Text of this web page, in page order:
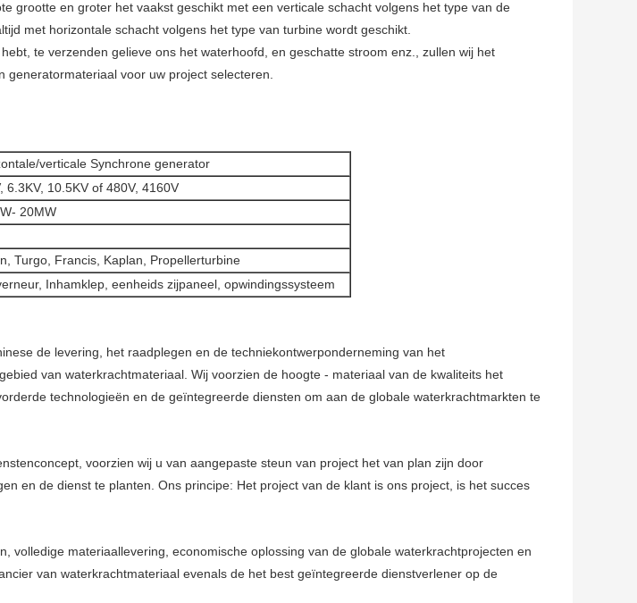
grootte en groter het vaakst geschikt met een verticale schacht volgens het type van de
met horizontale schacht volgens het type van turbine wordt geschikt.
te verzenden gelieve ons het waterhoofd, en geschatte stroom enz., zullen wij het
generatormateriaal voor uw project selecteren.
verticale Synchrone generator
6.3KV, 10.5KV of 480V, 4160V
20MW
Turgo, Francis, Kaplan, Propellerturbine
Inhamklep, eenheids zijpaneel, opwindingssysteem
de levering, het raadplegen en de techniekontwerponderneming van het
van waterkrachtmateriaal. Wij voorzien de hoogte - materiaal van de kwaliteits het
technologieën en de geïntegreerde diensten om aan de globale waterkrachtmarkten te
voorzien wij u van aangepaste steun van project het van plan zijn door
en de dienst te planten. Ons principe: Het project van de klant is ons project, is het succes
volledige materiaallevering, economische oplossing van de globale waterkrachtprojecten en
van waterkrachtmateriaal evenals de het best geïntegreerde dienstverlener op de